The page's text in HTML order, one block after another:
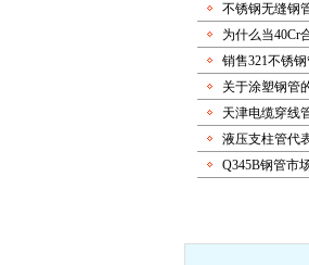
不锈钢无缝钢
为什么当40Cr
销售321不锈
关于涂塑钢管
天津电缆穿线
液压支柱管代
Q345B钢管市